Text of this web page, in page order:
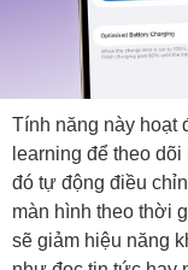
Tính năng này hoạt
learning để theo
đó tự động điều
màn hình theo thời
sẽ giảm hiệu năng